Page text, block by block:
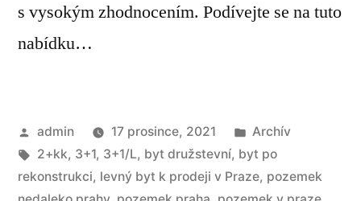
s vysokým zhodnocením. Podívejte se na tuto
nabídku…
admin 17 prosince, 2021
Archív
2+kk, 3+1, 3+1/L, byt družstevní, byt po
rekonstrukci, levný byt k prodeji v Praze, pozemek